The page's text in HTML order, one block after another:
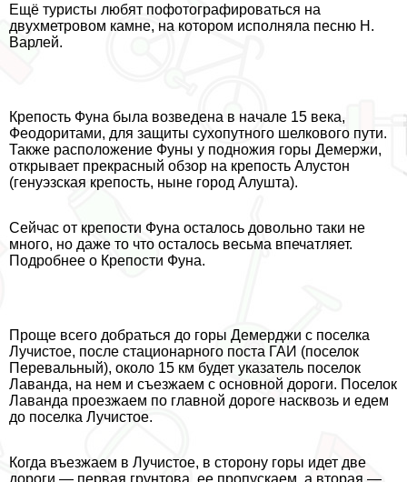
Ещё туристы любят пофотографироваться на
двухметровом камне, на котором исполняла песню Н.
Варлей.
Крепость Фуна была возведена в начале 15 века,
Феодоритами, для защиты сухопутного шелкового пути.
Также расположение Фуны у подножия горы Демержи,
открывает прекрасный обзор на крепость Алустон
(генуэзская крепость, ныне город Алушта).
Сейчас от крепости Фуна осталось довольно таки не
много, но даже то что осталось весьма впечатляет.
Подробнее о Крепости Фуна.
Проще всего добраться до горы Демерджи с поселка
Лучистое, после стационарного поста ГАИ (поселок
Перевальный), около 15 км будет указатель поселок
Лаванда, на нем и съезжаем с основной дороги. Поселок
Лаванда проезжаем по главной дороге насквозь и едем
до поселка Лучистое.
Когда въезжаем в Лучистое, в сторону горы идет две
дороги — первая грунтова, ее пропускаем, а вторая —